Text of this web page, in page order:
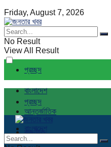
Friday, August 7, 2026
No Result
View All Result
প্রচ্ছদ
বাংলাদেশ
আন্তর্জাতিক
রাজনীতি
প্রচ্ছদ
বাংলাদেশ